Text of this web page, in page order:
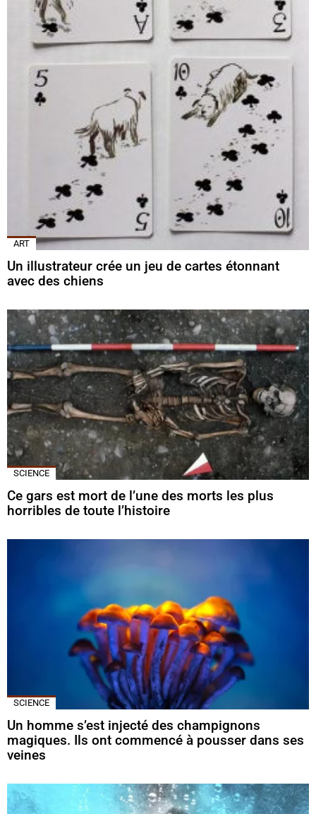
ART
Un illustrateur crée un jeu de cartes étonnant
avec des chiens
SCIENCE
Ce gars est mort de l’une des morts les plus
horribles de toute l’histoire
SCIENCE
Un homme s’est injecté des champignons
magiques. Ils ont commencé à pousser dans ses
veines